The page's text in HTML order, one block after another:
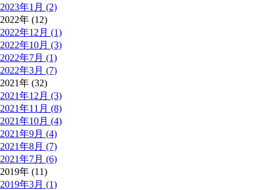
2023年1月 (2)
2022年 (12)
2022年12月 (1)
2022年10月 (3)
2022年7月 (1)
2022年3月 (7)
2021年 (32)
2021年12月 (3)
2021年11月 (8)
2021年10月 (4)
2021年9月 (4)
2021年8月 (7)
2021年7月 (6)
2019年 (11)
2019年3月 (1)